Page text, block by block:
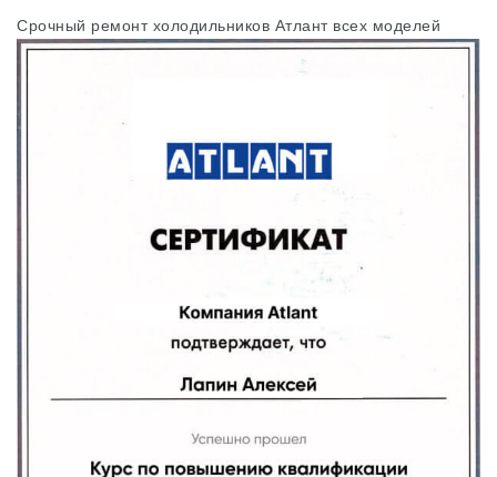
Срочный ремонт холодильников Атлант всех моделей